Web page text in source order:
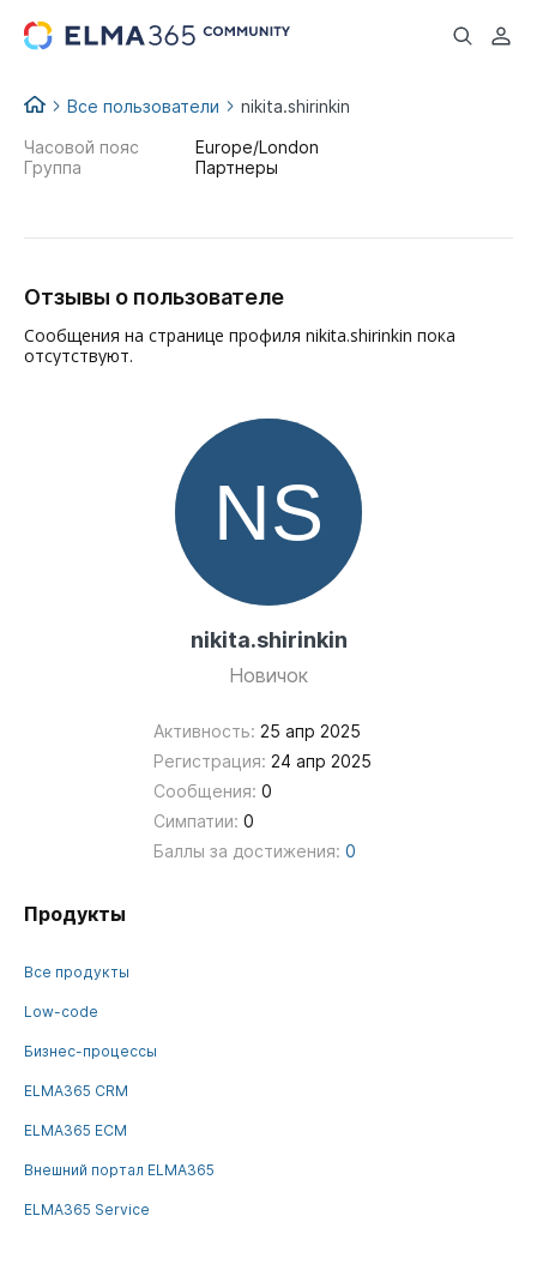
...
Все пользователи nikita.shirinkin
nikita.shirinkin
Новичок
Активность: 25 апр 2025
Регистрация: 24 апр 2025
Сообщения: 0
Симпатии: 0
Баллы за достижения: 0
Часовой пояс
Europe/London
Группа
Партнеры
Отзывы о пользователе
Сообщения на странице профиля nikita.shirinkin пока
отсутствуют.
Продукты
Все продукты
Low-code
Бизнес-процессы
ELMA365 CRM
ELMA365 ECM
Внешний портал ELMA365
ELMA365 Service